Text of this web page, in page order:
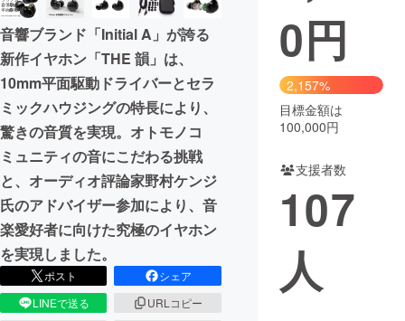
音響ブランド「Initial A」が誇る
新作イヤホン「THE 韻」は、
10mm平面駆動ドライバーとセラ
ミックハウジングの特長により、
驚きの音質を実現。オトモノコ
ミュニティの音にこだわる挑戦
と、オーディオ評論家野村ケンジ
氏のアドバイザー参加により、音
楽愛好者に向けた究極のイヤホン
を実現しました。
ポスト
シェア
LINEで送る
URLコピー
0円
2,157%
目標金額は
100,000円
支援者数
107
人